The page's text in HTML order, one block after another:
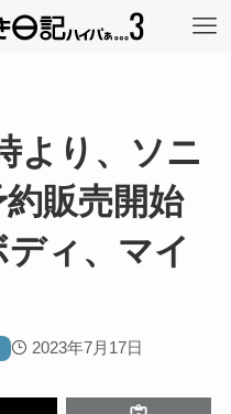
より、ソニ
販売開始
ィ、マイ
2023年7月17日